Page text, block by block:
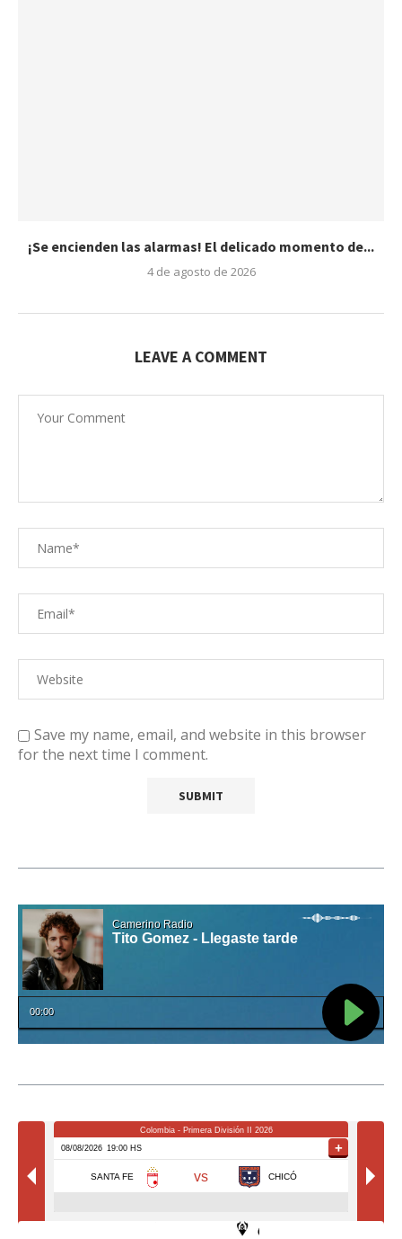
¡Se encienden las alarmas! El delicado momento de...
4 de agosto de 2026
LEAVE A COMMENT
Save my name, email, and website in this browser
for the next time I comment.